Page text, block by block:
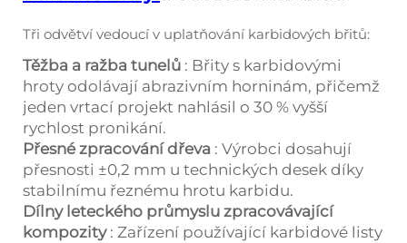
Tři odvětví vedoucí v uplatňování karbidových břitů:
Těžba a ražba tunelů : Břity s karbidovými
hroty odolávají abrazivním horninám, přičemž
jeden vrtací projekt nahlásil o 30 % vyšší
rychlost pronikání.
Přesné zpracování dřeva : Výrobci dosahují
přesnosti ±0,2 mm u technických desek díky
stabilnímu řeznému hrotu karbidu.
Dílny leteckého průmyslu zpracovávající
kompozity : Zařízení používající karbidové listy